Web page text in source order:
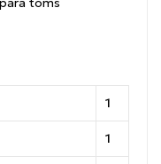
1
1